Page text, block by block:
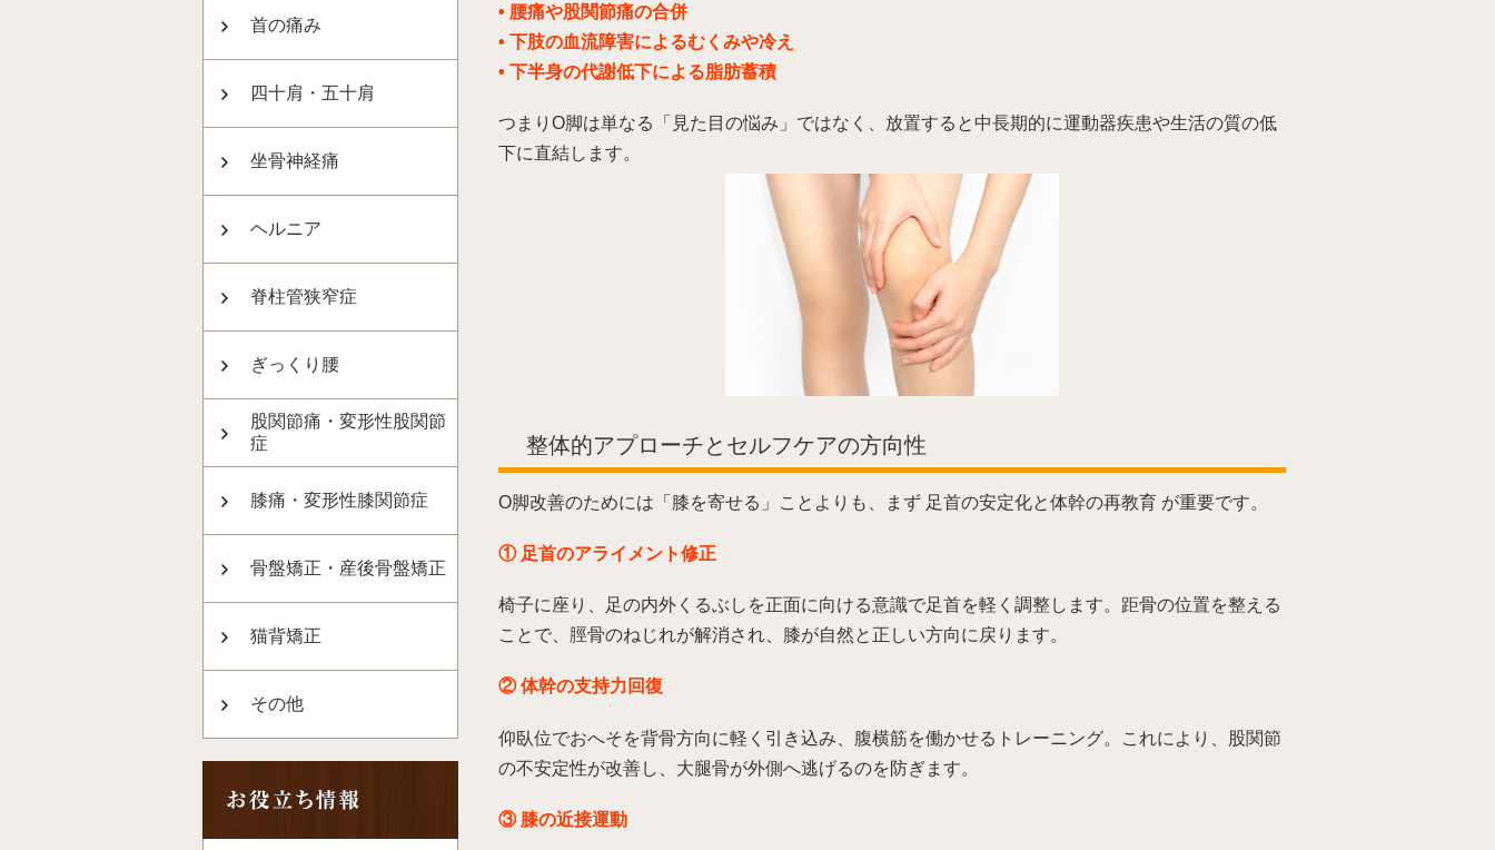
首の痛み
四十肩・五十肩
坐骨神経痛
ヘルニア
脊柱管狭窄症
ぎっくり腰
股関節痛・変形性股関節
症
膝痛・変形性膝関節症
骨盤矯正・産後骨盤矯正
猫背矯正
その他
• 腰痛や股関節痛の合併
• 下肢の血流障害によるむくみや冷え
• 下半身の代謝低下による脂肪蓄積
つまりO脚は単なる「見た目の悩み」ではなく、放置すると中長期的に運動器疾患や生活の質の低
下に直結します。
整体的アプローチとセルフケアの方向性
O脚改善のためには「膝を寄せる」ことよりも、まず 足首の安定化と体幹の再教育 が重要です。
① 足首のアライメント修正
椅子に座り、足の内外くるぶしを正面に向ける意識で足首を軽く調整します。距骨の位置を整える
ことで、脛骨のねじれが解消され、膝が自然と正しい方向に戻ります。
② 体幹の支持力回復
仰臥位でおへそを背骨方向に軽く引き込み、腹横筋を働かせるトレーニング。これにより、股関節
の不安定性が改善し、大腿骨が外側へ逃げるのを防ぎます。
③ 膝の近接運動